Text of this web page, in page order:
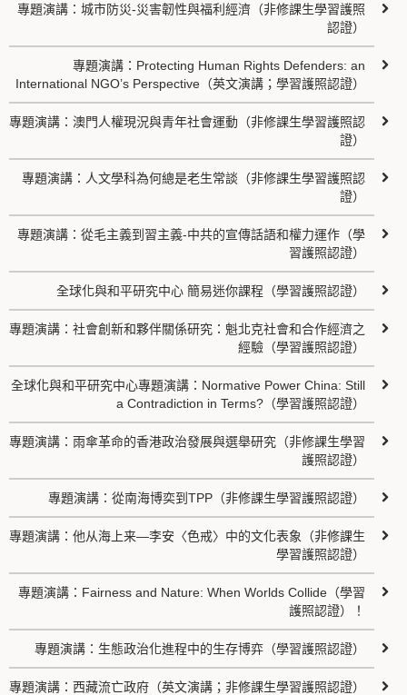
專題演講：城市防災-災害韌性與福利經濟（非修課生學習護照
認證）
專題演講：Protecting Human Rights Defenders: an
International NGO’s Perspective（英文演講；學習護照認證）
專題演講：澳門人權現況與青年社會運動（非修課生學習護照認
證）
專題演講：人文學科為何總是老生常談（非修課生學習護照認
證）
專題演講：從毛主義到習主義-中共的宣傳話語和權力運作（學
習護照認證）
全球化與和平研究中心 簡易迷你課程（學習護照認證）
專題演講：社會創新和夥伴關係研究：魁北克社會和合作經濟之
經驗（學習護照認證）
全球化與和平研究中心專題演講：Normative Power China: Still
a Contradiction in Terms?（學習護照認證）
專題演講：雨傘革命的香港政治發展與選舉研究（非修課生學習
護照認證）
專題演講：從南海博奕到TPP（非修課生學習護照認證）
專題演講：他从海上来—李安〈色戒〉中的文化表象（非修課生
學習護照認證）
專題演講：Fairness and Nature: When Worlds Collide（學習
護照認證）！
專題演講：生態政治化進程中的生存博弈（學習護照認證）
專題演講：西藏流亡政府（英文演講；非修課生學習護照認證）